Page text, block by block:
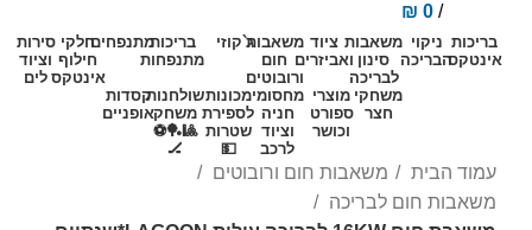
/
₪ 0
בריכות
אינטקס
ניקוי
הבריכה
משאבות
סינון
לבריכה
ציוד
ואביזרים
משאבות
חום
ורובוטים
ג`קוזי
בריכות
מתנפחות
מתנפחיםחלקי
חילוף
אינטקס
סירות
וציוד
לים
משחקי
חצר
מוצרי
ספורט
וכושר
מחסומי
חניה
וציוד
לרכב
מכונות
לספירת
שטרות
💵
שולחנות
משחק
🎱🏓⚽
🏒
קסדות
אופניים
עמוד הבית
משאבות חום ורובוטים
משאבות חום לבריכה